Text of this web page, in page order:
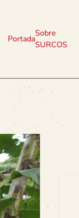
Portada
Sobre
SURCOS